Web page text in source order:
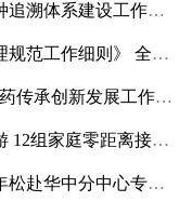
体系建设工作方案
面强化中药材质量源头管控
承创新发展工作成效”
庭零距离接触药品检验
强调以高质量党建引领药监事业行稳致远